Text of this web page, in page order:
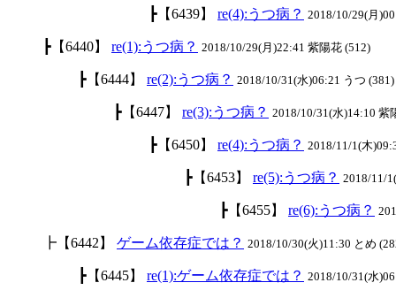
┣【6439】 re(4):うつ病？ 2018/10/29(月
┣【6440】 re(1):うつ病？ 2018/10/29(月)22:41 紫陽花 (512)
┣【6444】 re(2):うつ病？ 2018/10/31(水)06:21 うつ (381)
┣【6447】 re(3):うつ病？ 2018/10/31(水)14:10 紫
┣【6450】 re(4):うつ病？ 2018/11/1(木
┣【6453】 re(5):うつ病？ 2018/11/
┣【6455】 re(6):うつ病？
┣【6442】 ゲーム依存症では？ 2018/10/30(火)11:30 とめ
┣【6445】 re(1):ゲーム依存症では？ 2018/10/31(水